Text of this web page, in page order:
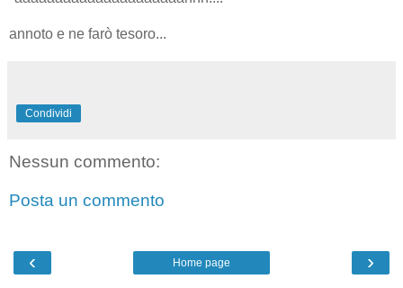
annoto e ne farò tesoro...
Condividi
Nessun commento:
Posta un commento
‹ ›
Home page